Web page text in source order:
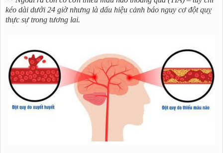
kéo dài dưới 24 giờ nhưng là dấu hiệu cảnh báo nguy cơ đột quỵ
thực sự trong tương lai.